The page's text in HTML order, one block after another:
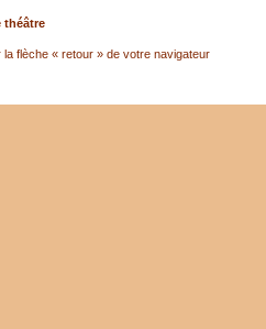
théâtre
flèche « retour » de votre navigateur